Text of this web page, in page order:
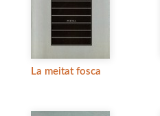
La meitat fosca